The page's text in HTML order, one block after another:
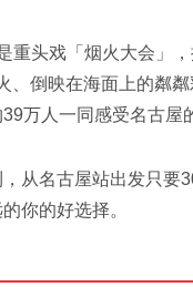
重头戏「烟火大会」
、倒映在海面上的粼
万人一同感受名古屋
从名古屋站出发只要
你的好选择。